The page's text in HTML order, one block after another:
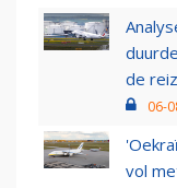
de
06-
vol